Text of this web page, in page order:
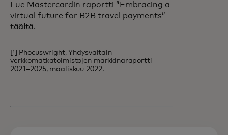
Lue Mastercardin raportti ”Embracing a
virtual future for B2B travel payments”
täältä.
[¹] Phocuswright, Yhdysvaltain
verkkomatkatoimistojen markkinaraportti
2021–2025, maaliskuu 2022.